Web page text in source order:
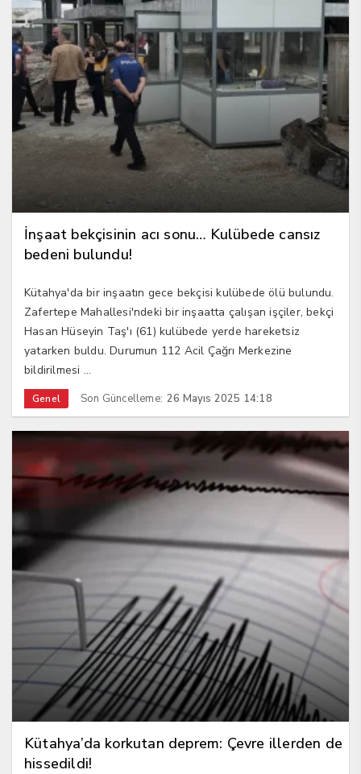
İnşaat bekçisinin acı sonu… Kulübede cansız
bedeni bulundu!
Kütahya'da bir inşaatın gece bekçisi kulübede ölü bulundu.
Zafertepe Mahallesi'ndeki bir inşaatta çalışan işçiler, bekçi
Hasan Hüseyin Taş'ı (61) kulübede yerde hareketsiz
yatarken buldu. Durumun 112 Acil Çağrı Merkezine
bildirilmesi ...
Genel Son Güncelleme: 26 Mayıs 2025 14:18
Kütahya’da korkutan deprem: Çevre illerden de
hissedildi!